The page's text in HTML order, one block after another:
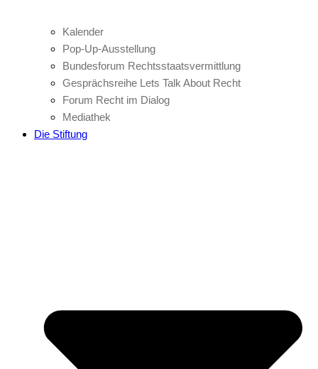
Kalender
Pop-Up-Ausstellung
Bundesforum Rechtsstaatsvermittlung
Gesprächsreihe Lets Talk About Recht
Forum Recht im Dialog
Mediathek
Die Stiftung